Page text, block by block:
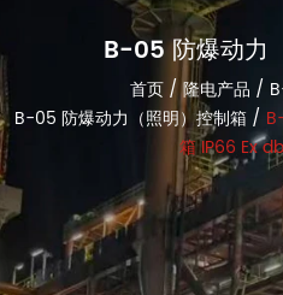
B-05 防爆动力
首页/隆电产品 /
B-05 防爆动力（照明）控制箱 /
箱 IP66 Ex